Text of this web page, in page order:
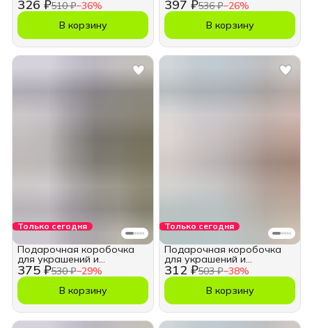
326 ₽510 ₽−36%
бижутерии 11х11 см.
В корзину
397 ₽536 ₽−26%
бижутерии, набор 3 шт
В корзину
Только сегодня
375 ₽530 ₽−29%
Подарочная коробочка
для украшений и
бижутерии 11х11 см.
В корзину
Только сегодня
312 ₽503 ₽−38%
Подарочная коробочка
для украшений и
бижутерии 7х7 см.
В корзину